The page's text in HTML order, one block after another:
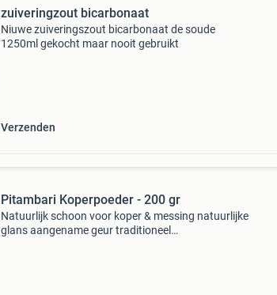
zuiveringzout bicarbonaat
Niuwe zuiveringszout bicarbonaat de soude
1250ml gekocht maar nooit gebruikt
Verzenden
Pitambari Koperpoeder - 200 gr
Natuurlijk schoon voor koper & messing natuurlijke
glans aangename geur traditioneel